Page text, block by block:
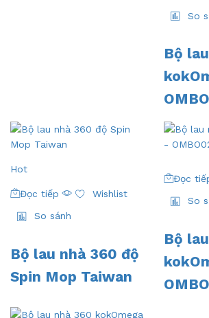
So
Bộ
Hot
Đọc tiếp
Wishlist
So sánh
Bộ lau nhà 360 độ
Spin Mop Taiwan
Đọc
So
Bộ